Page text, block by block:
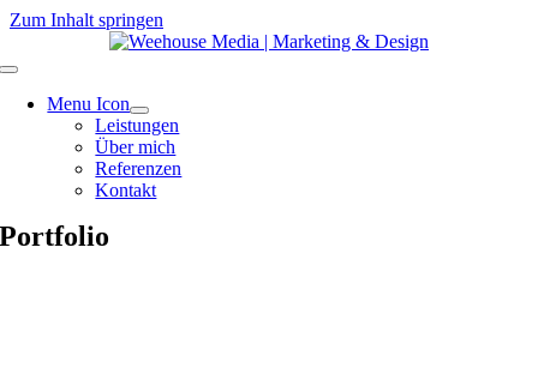
Zum Inhalt springen
Menu Icon
Leistungen
Über mich
Referenzen
Kontakt
Portfolio